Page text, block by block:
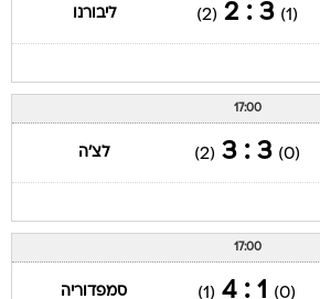
(1)
3 : 2
(2) ליבורנו
17:00
(0)
3 : 3
(2) לצ'ה
17:00
(0)
1 : 4
(1) סמפדוריה